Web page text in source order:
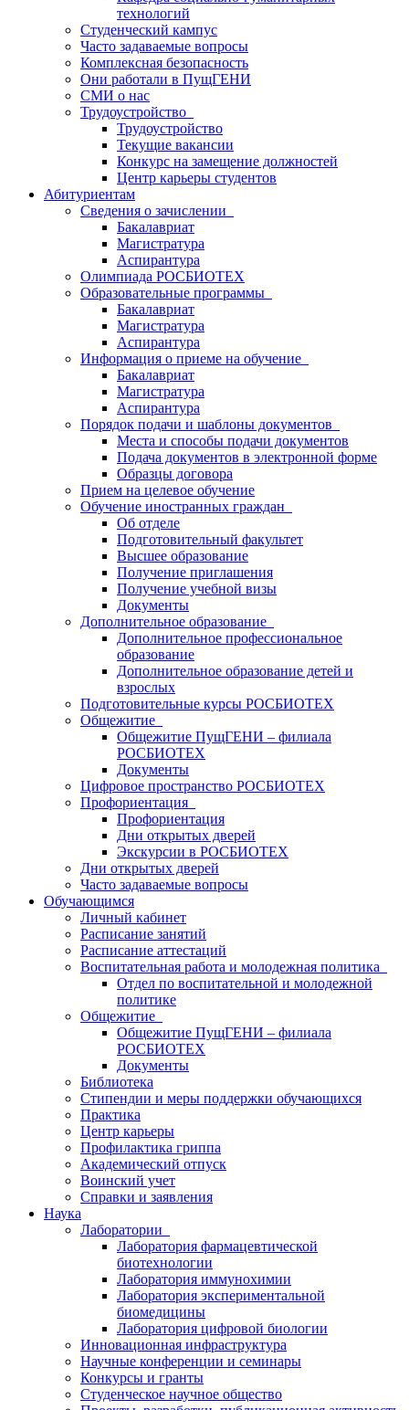
технологий
Студенческий кампус
Часто задаваемые вопросы
Комплексная безопасность
Они работали в ПущГЕНИ
СМИ о нас
Трудоустройство
Трудоустройство
Текущие вакансии
Конкурс на замещение должностей
Центр карьеры студентов
Абитуриентам
Сведения о зачислении
Бакалавриат
Магистратура
Аспирантура
Олимпиада РОСБИОТЕХ
Образовательные программы
Бакалавриат
Магистратура
Аспирантура
Информация о приеме на обучение
Бакалавриат
Магистратура
Аспирантура
Порядок подачи и шаблоны документов
Места и способы подачи документов
Подача документов в электронной форме
Образцы договора
Прием на целевое обучение
Обучение иностранных граждан
Об отделе
Подготовительный факультет
Высшее образование
Получение приглашения
Получение учебной визы
Документы
Дополнительное образование
Дополнительное профессиональное
образование
Дополнительное образование детей и
взрослых
Подготовительные курсы РОСБИОТЕХ
Общежитие
Общежитие ПущГЕНИ – филиала
РОСБИОТЕХ
Документы
Цифровое пространство РОСБИОТЕХ
Профориентация
Профориентация
Дни открытых дверей
Экскурсии в РОСБИОТЕХ
Дни открытых дверей
Часто задаваемые вопросы
Обучающимся
Личный кабинет
Расписание занятий
Расписание аттестаций
Воспитательная работа и молодежная политика
Отдел по воспитательной и молодежной
политике
Общежитие
Общежитие ПущГЕНИ – филиала
РОСБИОТЕХ
Документы
Библиотека
Стипендии и меры поддержки обучающихся
Практика
Центр карьеры
Профилактика гриппа
Академический отпуск
Воинский учет
Справки и заявления
Наука
Лаборатории
Лаборатория фармацевтической
биотехнологии
Лаборатория иммунохимии
Лаборатория экспериментальной
биомедицины
Лаборатория цифровой биологии
Инновационная инфраструктура
Научные конференции и семинары
Конкурсы и гранты
Студенческое научное общество